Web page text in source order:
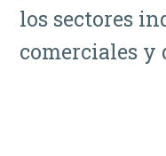
los sectores
comerciales y